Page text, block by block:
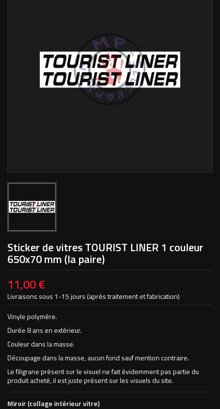
Sticker de vitres TOURIST LINER 1 couleur
650x70 mm (la paire)
11,00 €
Livraisons sous 1-15 jours (après traitement et fabrication)
Vinyle polymère.
Durée 8 ans en extérieur.
Couleur dans la masse.
Découpage dans la masse, aucun fond sauf mention contraire.
Le filigrane présent sur le visuel ne fait évidemment pas partie du
produit acheté, il est juste présent sur les visuels du site.
Miroir (collage intérieur vitre)